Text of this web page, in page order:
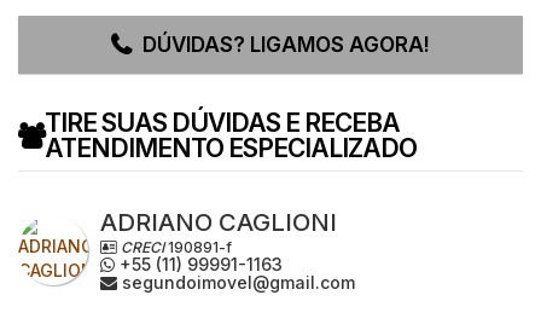
DÚVIDAS? LIGAMOS AGORA!
TIRE SUAS DÚVIDAS E RECEBA
ATENDIMENTO ESPECIALIZADO
ADRIANO CAGLIONI
CRECI190891-f
+55 (11) 99991-1163
segundoimovel@gmail.com